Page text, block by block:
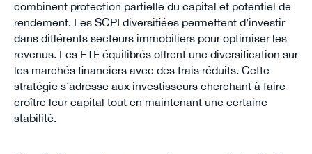
combinent protection partielle du capital et potentiel de
rendement. Les SCPI diversifiées permettent d’investir
dans différents secteurs immobiliers pour optimiser les
revenus. Les ETF équilibrés offrent une diversification sur
les marchés financiers avec des frais réduits. Cette
stratégie s’adresse aux investisseurs cherchant à faire
croître leur capital tout en maintenant une certaine
stabilité.